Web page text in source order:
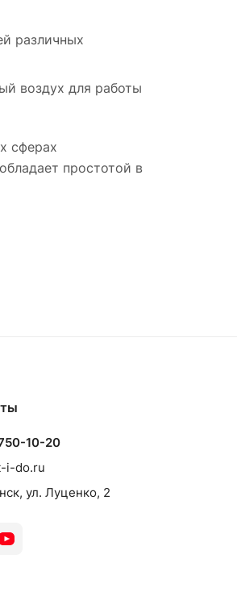
различных
воздух для работы
сферах
простотой в
10-20
i-do.ru
ул. Луценко, 2